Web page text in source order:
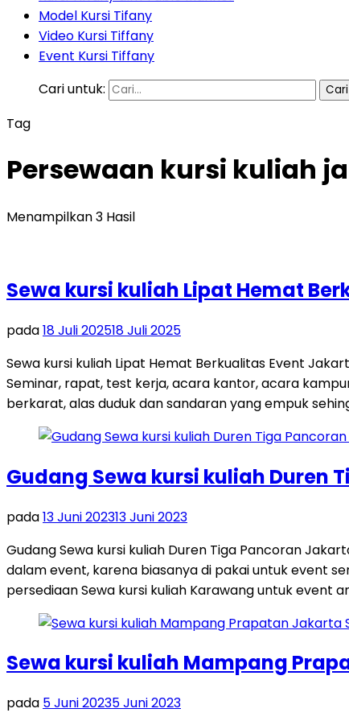
Model Kursi Tifany
Video Kursi Tiffany
Event Kursi Tiffany
Cari untuk:
Tag
Persewaan kursi kuliah
Menampilkan 3 Hasil
Sewa kursi kuliah Lipat Hemat
pada18 Juli 202518 Juli 2025
Sewa kursi kuliah Lipat Hemat Berkualitas Event
Seminar, rapat, test kerja, acara kantor, acara
berkarat, alas duduk dan sandaran yang empuk
Gudang Sewa kursi kuliah Duren
pada13 Juni 202313 Juni 2023
Gudang Sewa kursi kuliah Duren Tiga Pancoran
dalam event, karena biasanya di pakai untuk event
persediaan Sewa kursi kuliah Karawang untuk event
Sewa kursi kuliah Mampang
pada 5 Juni 20235 Juni 2023